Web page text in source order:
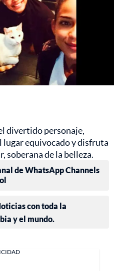
divertido personaje,
lugar equivocado y disfruta
soberana de la belleza.
de WhatsApp Channels
con toda la
y el mundo.